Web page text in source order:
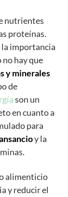
nutrientes
proteínas.
importancia
hay que
y minerales
de
son un
en cuanto a
para
y la
alimenticio
y reducir el